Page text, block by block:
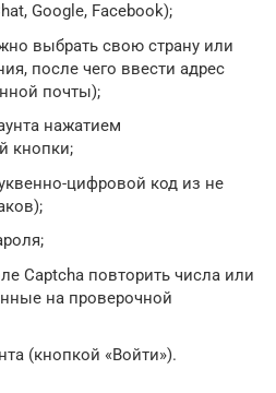
Google, Facebook);
выбрать свою страну или
после чего ввести адрес
почты);
нажатием
кнопки;
цифровой код из не
Captcha повторить числа или
на проверочной
(кнопкой «Войти»).